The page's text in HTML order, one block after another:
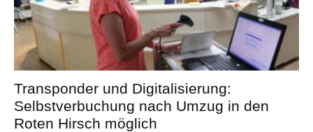
Transponder und Digitalisierung:
Selbstverbuchung nach Umzug in den
Roten Hirsch möglich